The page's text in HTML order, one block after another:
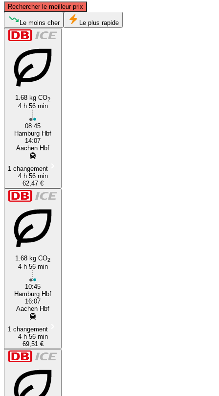
Rechercher le meilleur prix
Le moins cher Le plus rapide
1.68 kg CO2
4 h 56 min
08:45
Hamburg Hbf
14:07
Aachen Hbf
1 changement
4 h 56 min
62,47 €
1.68 kg CO2
4 h 56 min
10:45
Hamburg Hbf
16:07
Aachen Hbf
1 changement
4 h 56 min
69,51 €